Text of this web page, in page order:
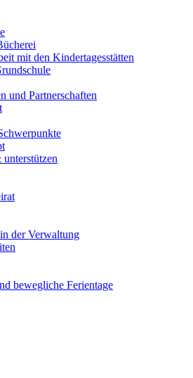
mit den Kindertagesstätten
und Partnerschaften
der Verwaltung
bewegliche Ferientage